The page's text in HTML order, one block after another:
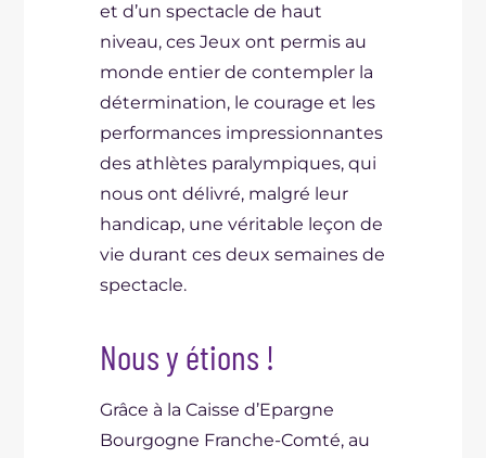
et d’un spectacle de haut
niveau, ces Jeux ont permis au
monde entier de contempler la
détermination, le courage et les
performances impressionnantes
des athlètes paralympiques, qui
nous ont délivré, malgré leur
handicap, une véritable leçon de
vie durant ces deux semaines de
spectacle.
Nous y étions !
Grâce à la Caisse d’Epargne
Bourgogne Franche-Comté, au